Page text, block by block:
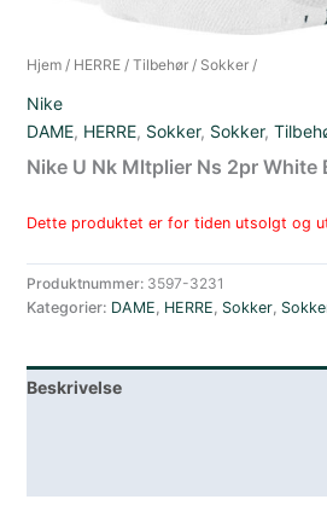
Hjem / HERRE /Tilbehør / Sokker /
Nike
DAME, HERRE, Sokker, Sokker,
Nike U Nk Mltplier Ns 2pr White
Dette produktet er for tiden utsolgt og
Produktnummer: 3597-3231
Kategorier: DAME HERRE Sokker
Beskrivelse